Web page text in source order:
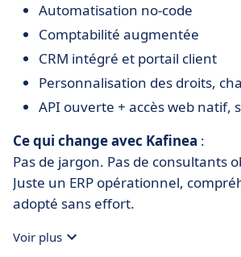
Automatisation no-code
Comptabilité augmentée
CRM intégré et portail client
Personnalisation des droits,
API ouverte + accès web natif,
Ce qui change avec Kafinea :
Pas de jargon. Pas de consultants
Juste un ERP opérationnel,
adopté sans effort.
Voir plus